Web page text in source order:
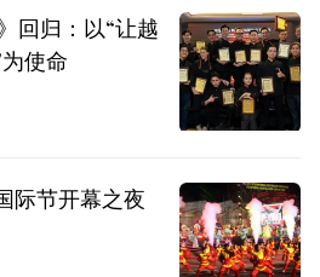
回归：以“让越
使命
际节开幕之夜